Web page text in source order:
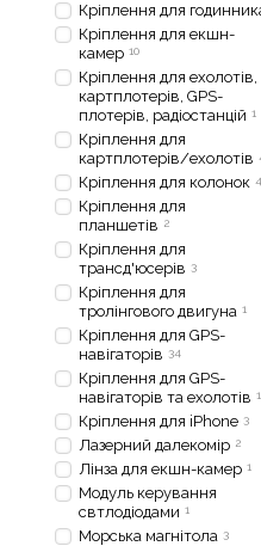
Кріплення для
Кріплення для екшн-
камер 10
Кріплення для ехолотів,
картплотерів, GPS-
плотерів, радіостанцій 1
Кріплення для
картплотерів/ехолотів
Кріплення для колонок 4
Кріплення для
планшетів 2
Кріплення для
трансд'юсерів 3
Кріплення для
тролінгового двигуна 1
Кріплення для GPS-
навігаторів 34
Кріплення для GPS-
навігаторів та ехолотів 1
Кріплення для iPhone 3
Лазерний далекомір 2
Лінза для екшн-камер 1
Модуль керування
свтлодіодами 1
Морська магнітола 3